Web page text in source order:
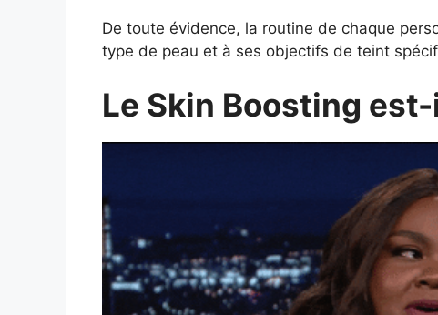
De toute évidence, la routine de chaque
type de peau et à ses objectifs de teint
Le Skin Boosting